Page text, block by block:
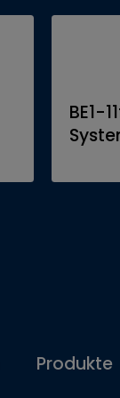
BE1-
Produkte